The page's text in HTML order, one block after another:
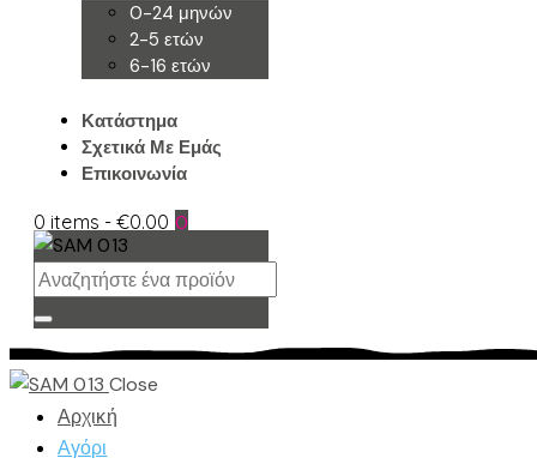
0-24 μηνών
2-5 ετών
6-16 ετών
Κατάστημα
Σχετικά Με Εμάς
Επικοινωνία
0 items -€0.00 0
Close
Αρχική
Αγόρι